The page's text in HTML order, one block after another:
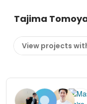
Tajima
View projects